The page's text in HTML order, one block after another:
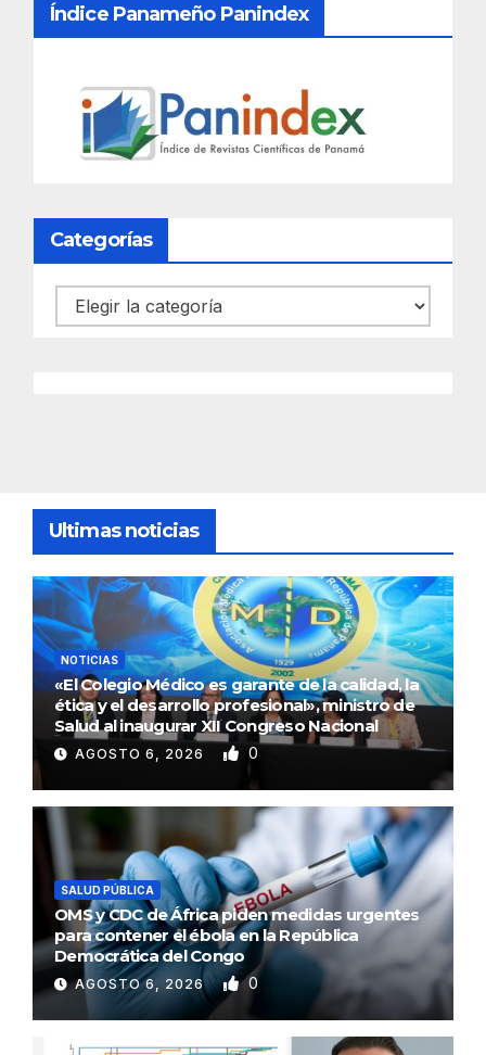
Índice Panameño Panindex
Categorías
Categorías
Ultimas noticias
NOTICIAS
«El Colegio Médico es garante de la calidad, la
ética y el desarrollo profesional», ministro de
Salud al inaugurar XII Congreso Nacional
AGOSTO 6, 2026 0
SALUD PÚBLICA
OMS y CDC de África piden medidas urgentes
para contener el ébola en la República
Democrática del Congo
AGOSTO 6, 2026 0